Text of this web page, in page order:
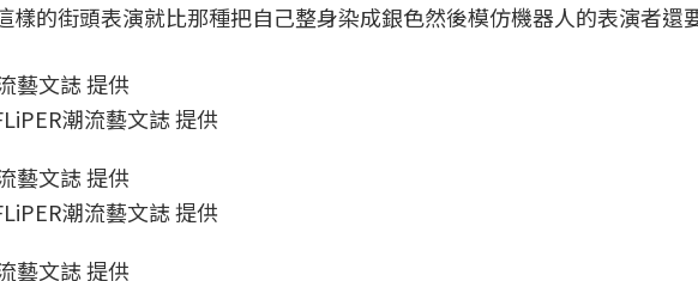
樣的街頭表演就比那種把自己整身染成銀色然後模仿機器人的表演者還
潮流藝文誌 提供
潮流藝文誌 提供